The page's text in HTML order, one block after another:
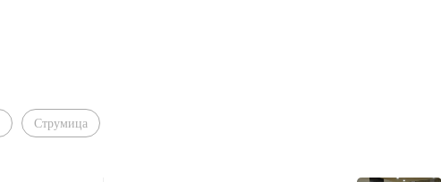
Струмица